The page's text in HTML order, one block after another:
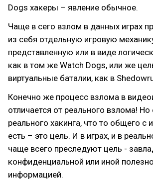
Dogs хакеры – явление обычное.
Чаще в сего взлом в данных играх
из себя отдельную игровую
представленную или в виде
как в том же Watch Dogs, или же
виртуальные баталии, как в
Конечно же процесс взлома в
отличается от реального взлома! Но
реального хакинга, что то общего с
есть – это цель. И в играх, и в
чаще всего преследуют цель -
конфиденциальной или иной
информацией.